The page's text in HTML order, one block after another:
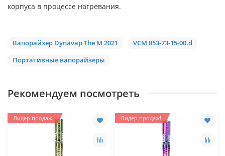
корпуса в процессе нагревания.
Вапорайзер Dynavap The M 2021
VCM 853-73-15-00.d
Портативные вапорайзеры
Рекомендуем посмотреть
Лидер продаж! Лидер продаж!